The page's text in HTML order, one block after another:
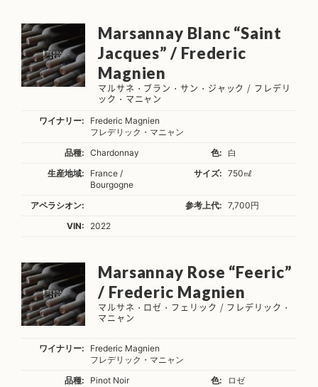
Marsannay Blanc “Saint
Jacques” / Frederic
Magnien
マルサネ・ブラン・サン・ジャック / フレデリ
ック・マニャン
ワイナリー:
Frederic Magnien
フレデリック・マニャン
品種:
Chardonnay 色:
白
生産地域:
France /
Bourgogne
サイズ: 750㎖
アペラシオン: 参考上代:
7,700円
VIN:
2022
Marsannay Rose “Feeric”
/ Frederic Magnien
マルサネ・ロゼ・フェリック / フレデリック・
マニャン
ワイナリー:
Frederic Magnien
フレデリック・マニャン
品種:
Pinot Noir 色:
ロゼ